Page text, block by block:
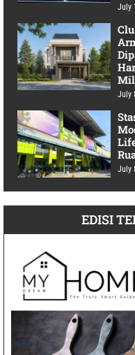
July
July
July
EDISI